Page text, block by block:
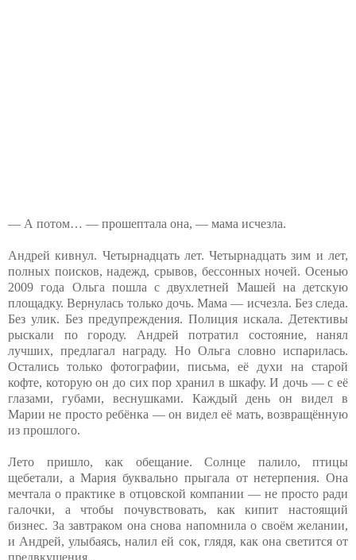
— А потом… — прошептала она, — мама исчезла.
Андрей кивнул. Четырнадцать лет. Четырнадцать зим и лет,
полных поисков, надежд, срывов, бессонных ночей. Осенью
2009 года Ольга пошла с двухлетней Машей на детскую
площадку. Вернулась только дочь. Мама — исчезла. Без следа.
Без улик. Без предупреждения. Полиция искала. Детективы
рыскали по городу. Андрей потратил состояние, нанял
лучших, предлагал награду. Но Ольга словно испарилась.
Остались только фотографии, письма, её духи на старой
кофте, которую он до сих пор хранил в шкафу. И дочь — с её
глазами, губами, веснушками. Каждый день он видел в
Марии не просто ребёнка — он видел её мать, возвращённую
из прошлого.
Лето пришло, как обещание. Солнце палило, птицы
щебетали, а Мария буквально прыгала от нетерпения. Она
мечтала о практике в отцовской компании — не просто ради
галочки, а чтобы почувствовать, как кипит настоящий
бизнес. За завтраком она снова напомнила о своём желании,
и Андрей, улыбаясь, налил ей сок, глядя, как она светится от
предвкушения.